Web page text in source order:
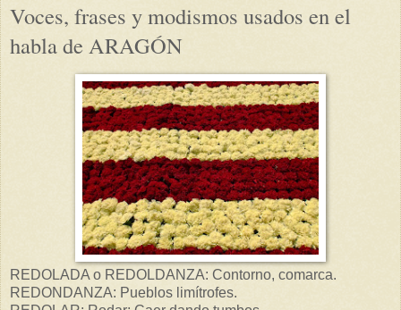
Voces, frases y modismos usados en el
habla de ARAGÓN
REDOLADA o REDOLDANZA: Contorno, comarca.
REDONDANZA: Pueblos limítrofes.